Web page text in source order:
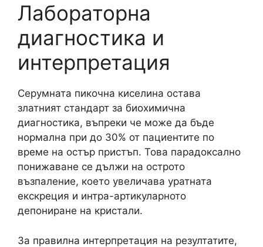
Лабораторна
диагностика и
интерпретация
Серумната пикочна киселина остава
златният стандарт за биохимична
диагностика, въпреки че може да бъде
нормална при до 30% от пациентите по
време на остър пристъп. Това парадоксално
понижаване се дължи на острото
възпаление, което увеличава уратната
екскреция и интра-артикуларното
депониране на кристали.
За правилна интерпретация на резултатите,